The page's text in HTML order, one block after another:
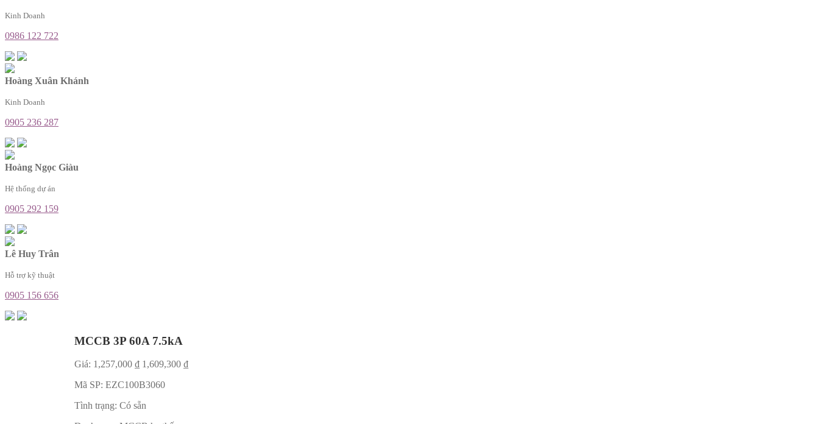
Kinh Doanh
0986 122 722
Hoàng Xuân Khánh
Kinh Doanh
0905 236 287
Hoàng Ngọc Giàu
Hệ thống dự án
0905 292 159
Lê Huy Trân
Hỗ trợ kỹ thuật
0905 156 656
MCCB 3P 60A 7.5kA
Giá: 1,257,000 ₫ 1,609,300 ₫
Mã SP: EZC100B3060
Tình trạng: Có sẵn